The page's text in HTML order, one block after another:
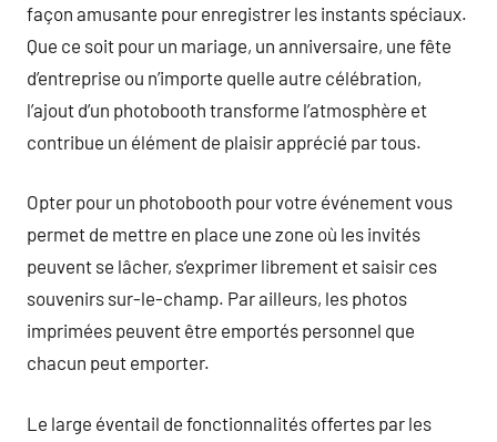
façon amusante pour enregistrer les instants spéciaux.
Que ce soit pour un mariage, un anniversaire, une fête
d’entreprise ou n’importe quelle autre célébration,
l’ajout d’un photobooth transforme l’atmosphère et
contribue un élément de plaisir apprécié par tous.
Opter pour un photobooth pour votre événement vous
permet de mettre en place une zone où les invités
peuvent se lâcher, s’exprimer librement et saisir ces
souvenirs sur-le-champ. Par ailleurs, les photos
imprimées peuvent être emportés personnel que
chacun peut emporter.
Le large éventail de fonctionnalités offertes par les